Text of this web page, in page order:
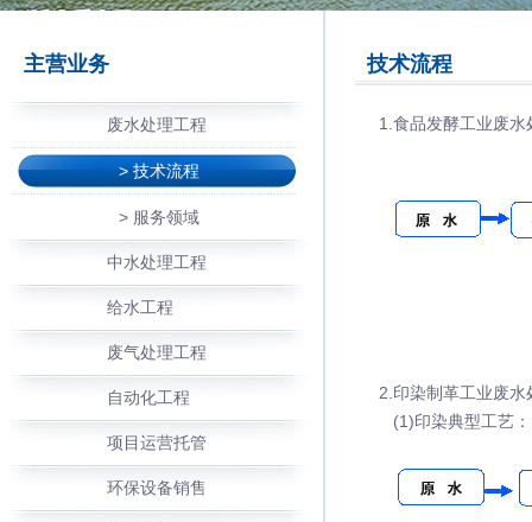
主营业务
废水处理工程
> 技术流程
> 服务领域
中水处理工程
给水工程
废气处理工程
自动化工程
项目运营托管
环保设备销售
技术流程
1.食品发酵工业废水
2.印染制革工业废水
(1)印染典型工艺：